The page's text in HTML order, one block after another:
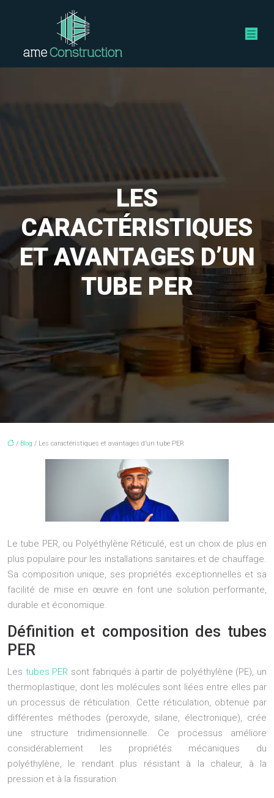
LES
CARACTÉRISTIQUES
ET AVANTAGES D’UN
TUBE PER
/ Blog / Les caractéristiques et avantages d’un tube PER
Le tube PER, ou Polyéthylène Réticulé, est un choix de plus en
plus populaire pour les installations sanitaires et de chauffage.
Sa composition unique, ses propriétés exceptionnelles et sa
facilité de mise en œuvre en font une solution performante,
durable et économique.
Définition et composition des tubes
PER
Les tubes PER sont fabriqués à partir de polyéthylène (PE), un
thermoplastique, dont les molécules sont liées entre elles par
un processus de réticulation. Cette réticulation, obtenue par
différentes méthodes (peroxyde, silane, électronique), crée
une structure tridimensionnelle. Ce processus améliore
considérablement les propriétés mécaniques du
polyéthylène, le rendant plus résistant à la chaleur, à la
pression et à la fissuration.